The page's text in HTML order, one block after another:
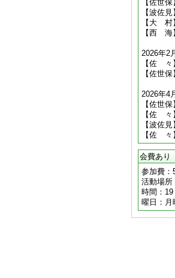
【佐世
【波佐
【大 村
【西 海
2026年2
【佐 々
【佐世
2026年4
【佐世
【佐 々
【波佐
【佐 々
会費あり
参加費：
活動場所
時間：
曜日：月